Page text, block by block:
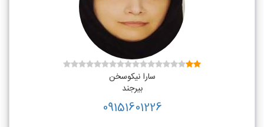
سارا نیکوسخن
بیرجند
09151601226